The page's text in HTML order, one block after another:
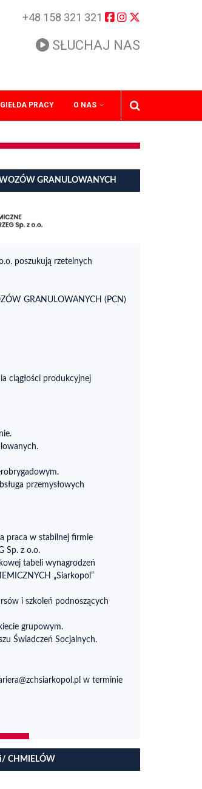
+48 158 321 321
SŁUCHAJ NAS
GIEŁDA PRACY O NAS
GRANULOWANYCH
poszukują rzetelnych
GRANULOWANYCH (PCN)
ciągłości produkcyjnej
przemysłowych
praca w stabilnej firmie
Sp. z o.o.
tabeli wynagrodzeń
„Siarkopol”
i szkoleń podnoszących
grupowym.
Świadczeń Socjalnych.
w terminie
CHMIELÓW